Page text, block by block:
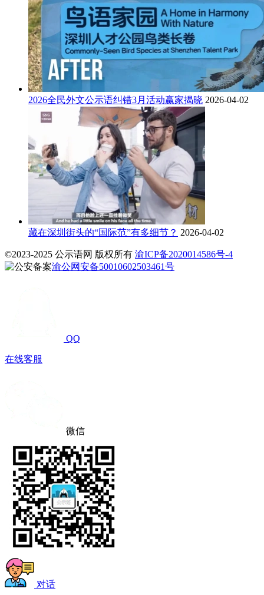
2026全民外文公示语纠错3月活动赢家揭晓 2026-04-02
藏在深圳街头的“国际范”有多细节？ 2026-04-02
©2023-2025 公示语网 版权所有 渝ICP备2020014586号-4
渝公网安备50010602503461号
QQ
在线客服
微信
对话